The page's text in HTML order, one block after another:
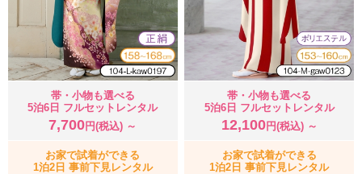
帯・小物も選べる
5泊6日 フルセットレンタル
7,700円(税込) ～
お家で試着ができる
1泊2日 事前下見レンタル
帯・小物も選べる
5泊6日 フルセットレンタル
12,100円(税込) ～
お家で試着ができる
1泊2日 事前下見レンタル